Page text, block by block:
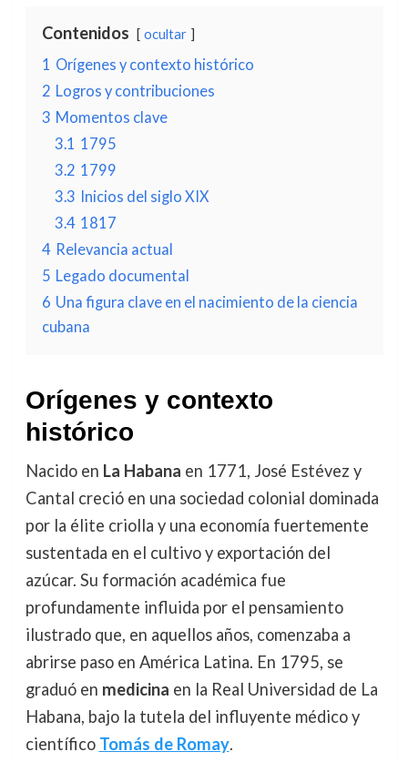
Contenidos ocultar
1 Orígenes y contexto histórico
2 Logros y contribuciones
3 Momentos clave
3.1 1795
3.2 1799
3.3 Inicios del siglo XIX
3.4 1817
4 Relevancia actual
5 Legado documental
6 Una figura clave en el nacimiento de la ciencia
cubana
Orígenes y contexto
histórico
Nacido en La Habana en 1771, José Estévez y
Cantal creció en una sociedad colonial dominada
por la élite criolla y una economía fuertemente
sustentada en el cultivo y exportación del
azúcar. Su formación académica fue
profundamente influida por el pensamiento
ilustrado que, en aquellos años, comenzaba a
abrirse paso en América Latina. En 1795, se
graduó en medicina en la Real Universidad de La
Habana, bajo la tutela del influyente médico y
científico Tomás de Romay.